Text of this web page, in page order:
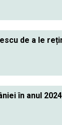
de a le
în anul